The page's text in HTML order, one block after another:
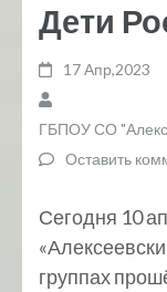
Дети
17 Апр,2023
ГБПОУ СО
Оставить
Сегодня 10
группах